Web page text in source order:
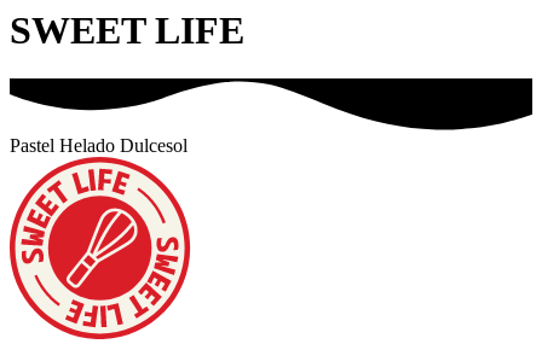
SWEET LIFE
Pastel Helado Dulcesol